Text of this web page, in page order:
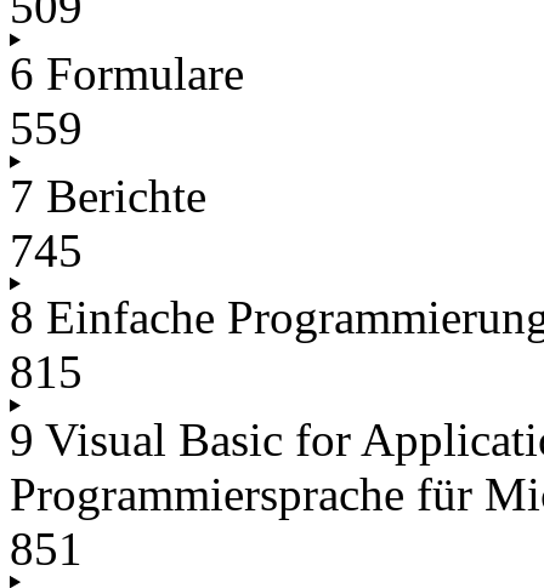
6 Formulare
559
7 Berichte
745
8 Einfache
815
9 Visual Basic for
Programmiersprache für
851